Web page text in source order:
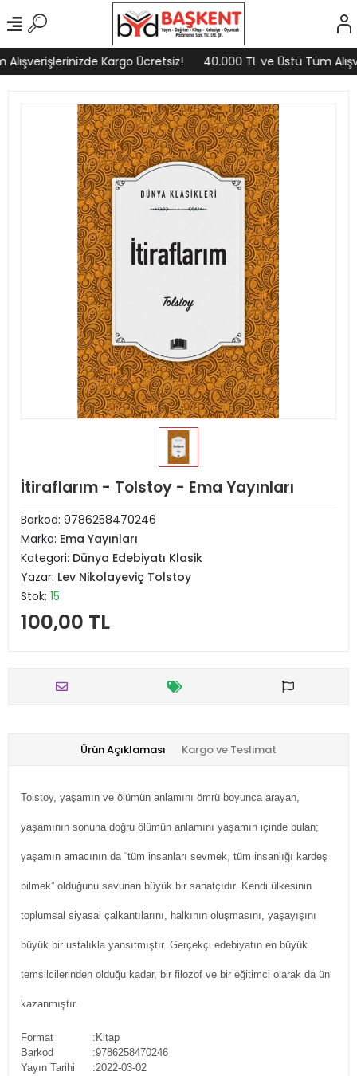
Kargo Ücretsiz! 40.000 TL ve Üstü Tüm
İtiraflarım - Tolstoy - Ema Yayınları
Barkod: 9786258470246
Marka: Ema Yayınları
Kategori: Dünya Edebiyatı Klasik
Yazar: Lev Nikolayeviç Tolstoy
Stok: 15
100,00 TL
Ürün Açıklaması Kargo ve Teslimat
Tolstoy, yaşamın ve ölümün anlamını ömrü boyunca arayan,
yaşamının sonuna doğru ölümün anlamını yaşamın içinde bulan;
yaşamın amacının da “tüm insanları sevmek, tüm insanlığı kardeş
bilmek” olduğunu savunan büyük bir sanatçıdır. Kendi ülkesinin
toplumsal siyasal çalkantılarını, halkının oluşmasını, yaşayışını
büyük bir ustalıkla yansıtmıştır. Gerçekçi edebiyatın en büyük
temsilcilerinden olduğu kadar, bir filozof ve bir eğitimci olarak da ün
kazanmıştır.
Format
:Kitap
Barkod
:9786258470246
Yayın Tarihi
:2022-03-02